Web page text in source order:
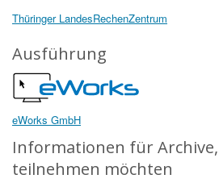
Thüringer LandesRechenZentrum
Ausführung
eWorks GmbH
Informationen für
teilnehmen möchten